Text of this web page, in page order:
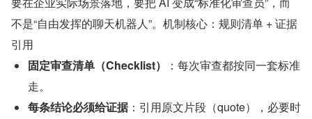
不是“自由发挥的聊天机器人”。机制核心：规则清单 + 证据
引用
固定审查清单（Checklist）
：每次审查都按同一套标准
走。
每条结论必须给证据：引用原文片段（quote），必要时